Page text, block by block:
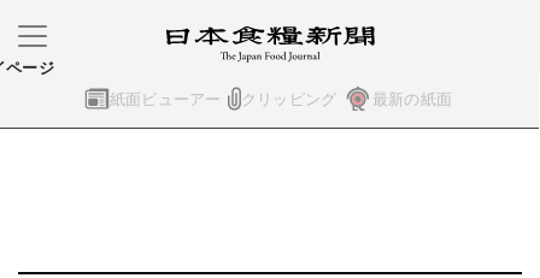
紙面ビューアー クリッピング 最新の紙面
ページ